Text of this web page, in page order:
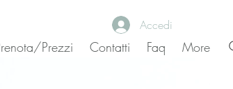
Accedi
Prezzi Contatti Faq More